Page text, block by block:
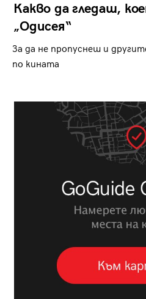
Какво да гледаш,
„Одисея“
За да не пропуснеш и
по кината